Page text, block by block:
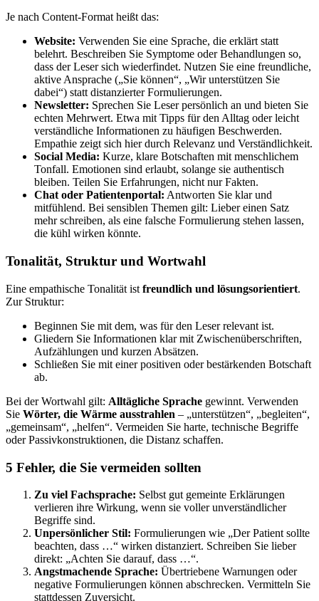
Je nach Content-Format heißt das:
Website: Verwenden Sie eine Sprache, die erklärt statt
belehrt. Beschreiben Sie Symptome oder Behandlungen so,
dass der Leser sich wiederfindet. Nutzen Sie eine freundliche,
aktive Ansprache („Sie können“, „Wir unterstützen Sie
dabei“) statt distanzierter Formulierungen.
Newsletter: Sprechen Sie Leser persönlich an und bieten Sie
echten Mehrwert. Etwa mit Tipps für den Alltag oder leicht
verständliche Informationen zu häufigen Beschwerden.
Empathie zeigt sich hier durch Relevanz und Verständlichkeit.
Social Media: Kurze, klare Botschaften mit menschlichem
Tonfall. Emotionen sind erlaubt, solange sie authentisch
bleiben. Teilen Sie Erfahrungen, nicht nur Fakten.
Chat oder Patientenportal: Antworten Sie klar und
mitfühlend. Bei sensiblen Themen gilt: Lieber einen Satz
mehr schreiben, als eine falsche Formulierung stehen lassen,
die kühl wirken könnte.
Tonalität, Struktur und Wortwahl
Eine empathische Tonalität ist freundlich und lösungsorientiert.
Zur Struktur:
Beginnen Sie mit dem, was für den Leser relevant ist.
Gliedern Sie Informationen klar mit Zwischenüberschriften,
Aufzählungen und kurzen Absätzen.
Schließen Sie mit einer positiven oder bestärkenden Botschaft
ab.
Bei der Wortwahl gilt: Alltägliche Sprache gewinnt. Verwenden
Sie Wörter, die Wärme ausstrahlen – „unterstützen“, „begleiten“,
„gemeinsam“, „helfen“. Vermeiden Sie harte, technische Begriffe
oder Passivkonstruktionen, die Distanz schaffen.
5 Fehler, die Sie vermeiden sollten
Zu viel Fachsprache: Selbst gut gemeinte Erklärungen
verlieren ihre Wirkung, wenn sie voller unverständlicher
Begriffe sind.
Unpersönlicher Stil: Formulierungen wie „Der Patient sollte
beachten, dass …“ wirken distanziert. Schreiben Sie lieber
direkt: „Achten Sie darauf, dass …“.
Angstmachende Sprache: Übertriebene Warnungen oder
negative Formulierungen können abschrecken. Vermitteln Sie
stattdessen Zuversicht.